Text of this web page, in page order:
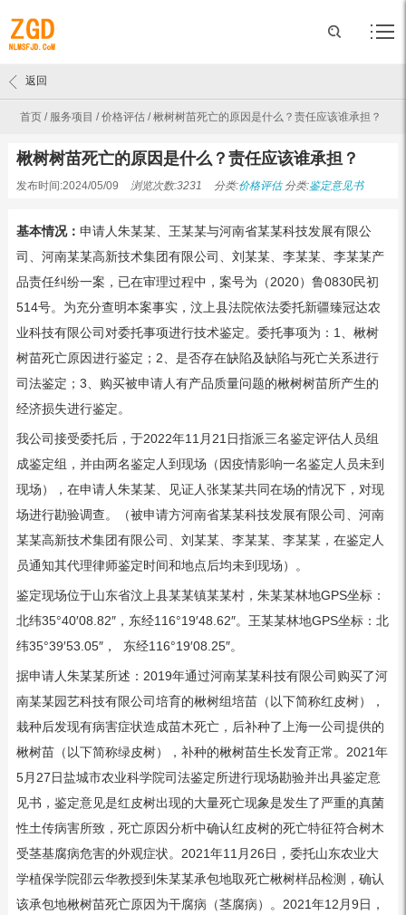
首页 / 服务项目 /价格评估 /楸树树苗死亡的原因是什么？责任应该谁承担？
返回
楸树树苗死亡的原因是什么？责任应该谁承担？
发布时间:2024/05/09 浏览次数:3231 分类:价格评估分类:鉴定意见书
基本情况： 申请人朱某某、王某某与河南省某某科技发展有限公
司、河南某某高新技术集团有限公司、刘某某、李某某、李某某产
品责任纠纷一案，已在审理过程中，案号为（2020）鲁0830民初
514号。为充分查明本案事实，汶上县法院依法委托新疆臻冠达农
业科技有限公司对委托事项进行技术鉴定。委托事项为：1、楸树
树苗死亡原因进行鉴定；2、是否存在缺陷及缺陷与死亡关系进行
司法鉴定；3、购买被申请人有产品质量问题的楸树树苗所产生的
经济损失进行鉴定。
我公司接受委托后，于2022年11月21日指派三名鉴定评估人员组
成鉴定组，并由两名鉴定人到现场（因疫情影响一名鉴定人员未到
现场），在申请人朱某某、见证人张某某共同在场的情况下，对现
场进行勘验调查。（被申请方河南省某某科技发展有限公司、河南
某某高新技术集团有限公司、刘某某、李某某、李某某，在鉴定人
员通知其代理律师鉴定时间和地点后均未到现场）。
鉴定现场位于山东省汶上县某某镇某某村，朱某某林地GPS坐标：
北纬35°40′08.82″，东经116°19′48.62″。王某某林地GPS坐标：北
纬35°39′53.05″， 东经116°19′08.25″。
据申请人朱某某所述：2019年通过河南某某科技有限公司购买了河
南某某园艺科技有限公司培育的楸树组培苗（以下简称红皮树），
栽种后发现有病害症状造成苗木死亡，后补种了上海一公司提供的
楸树苗（以下简称绿皮树），补种的楸树苗生长发育正常。2021年
5月27日盐城市农业科学院司法鉴定所进行现场勘验并出具鉴定意
见书，鉴定意见是红皮树出现的大量死亡现象是发生了严重的真菌
性土传病害所致，死亡原因分析中确认红皮树的死亡特征符合树木
受茎基腐病危害的外观症状。2021年11月26日，委托山东农业大
学植保学院邵云华教授到朱某某承包地取死亡楸树样品检测，确认
该承包地楸树苗死亡原因为干腐病（茎腐病）。2021年12月9日，